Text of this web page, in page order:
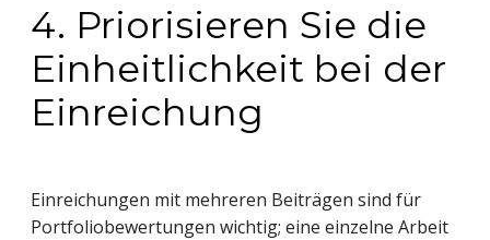
4. Priorisieren Sie die
Einheitlichkeit bei der
Einreichung
Einreichungen mit mehreren Beiträgen sind für
Portfoliobewertungen wichtig; eine einzelne Arbeit